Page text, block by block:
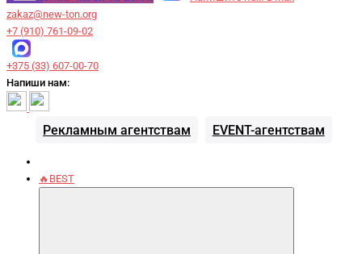
zakaz@new-ton.org
+7 (910) 761-09-02
+375 (33) 607-00-70
Напиши нам:
Рекламным агентствам EVENT-агентствам
🔥BEST